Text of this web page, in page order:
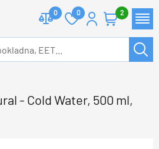
0 0 2
- Cold Water, 500 ml,